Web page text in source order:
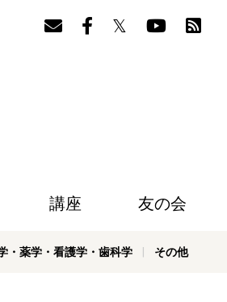
講座 友の会
・薬学・看護学・歯科学 その他